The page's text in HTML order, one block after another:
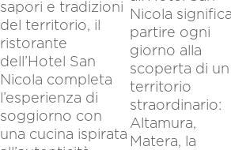
sapori e tradizioni
del territorio, il
ristorante
dell’Hotel San
Nicola completa
l’esperienza di
soggiorno con
una cucina ispirata
Nicola
partire ogni
giorno alla
scoperta di un
territorio
straordinario:
Altamura,
Matera, la